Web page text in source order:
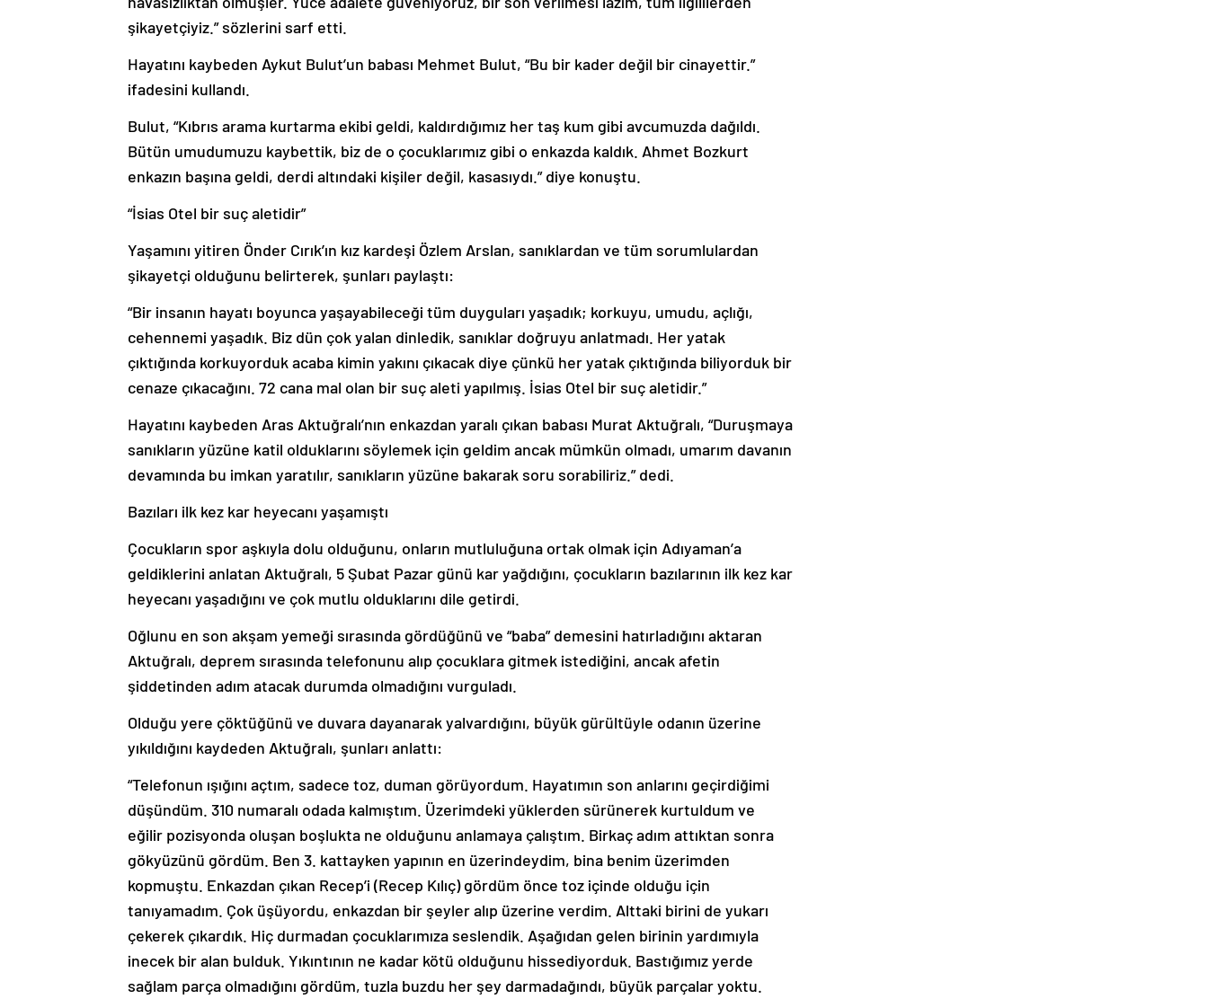
şikayetçiyiz.” sözlerini sarf etti.
Hayatını kaybeden Aykut Bulut’un babası Mehmet Bulut, “Bu bir kader değil bir cinayettir.”
ifadesini kullandı.
Bulut, “Kıbrıs arama kurtarma ekibi geldi, kaldırdığımız her taş kum gibi avcumuzda dağıldı.
Bütün umudumuzu kaybettik, biz de o çocuklarımız gibi o enkazda kaldık. Ahmet Bozkurt
enkazın başına geldi, derdi altındaki kişiler değil, kasasıydı.” diye konuştu.
“İsias Otel bir suç aletidir”
Yaşamını yitiren Önder Cırık’ın kız kardeşi Özlem Arslan, sanıklardan ve tüm sorumlulardan
şikayetçi olduğunu belirterek, şunları paylaştı:
“Bir insanın hayatı boyunca yaşayabileceği tüm duyguları yaşadık; korkuyu, umudu, açlığı,
cehennemi yaşadık. Biz dün çok yalan dinledik, sanıklar doğruyu anlatmadı. Her yatak
çıktığında korkuyorduk acaba kimin yakını çıkacak diye çünkü her yatak çıktığında biliyorduk bir
cenaze çıkacağını. 72 cana mal olan bir suç aleti yapılmış. İsias Otel bir suç aletidir.”
Hayatını kaybeden Aras Aktuğralı’nın enkazdan yaralı çıkan babası Murat Aktuğralı, “Duruşmaya
sanıkların yüzüne katil olduklarını söylemek için geldim ancak mümkün olmadı, umarım davanın
devamında bu imkan yaratılır, sanıkların yüzüne bakarak soru sorabiliriz.” dedi.
Bazıları ilk kez kar heyecanı yaşamıştı
Çocukların spor aşkıyla dolu olduğunu, onların mutluluğuna ortak olmak için Adıyaman’a
geldiklerini anlatan Aktuğralı, 5 Şubat Pazar günü kar yağdığını, çocukların bazılarının ilk kez kar
heyecanı yaşadığını ve çok mutlu olduklarını dile getirdi.
Oğlunu en son akşam yemeği sırasında gördüğünü ve “baba” demesini hatırladığını aktaran
Aktuğralı, deprem sırasında telefonunu alıp çocuklara gitmek istediğini, ancak afetin
şiddetinden adım atacak durumda olmadığını vurguladı.
Olduğu yere çöktüğünü ve duvara dayanarak yalvardığını, büyük gürültüyle odanın üzerine
yıkıldığını kaydeden Aktuğralı, şunları anlattı:
“Telefonun ışığını açtım, sadece toz, duman görüyordum. Hayatımın son anlarını geçirdiğimi
düşündüm. 310 numaralı odada kalmıştım. Üzerimdeki yüklerden sürünerek kurtuldum ve
eğilir pozisyonda oluşan boşlukta ne olduğunu anlamaya çalıştım. Birkaç adım attıktan sonra
gökyüzünü gördüm. Ben 3. kattayken yapının en üzerindeydim, bina benim üzerimden
kopmuştu. Enkazdan çıkan Recep’i (Recep Kılıç) gördüm önce toz içinde olduğu için
tanıyamadım. Çok üşüyordu, enkazdan bir şeyler alıp üzerine verdim. Alttaki birini de yukarı
çekerek çıkardık. Hiç durmadan çocuklarımıza seslendik. Aşağıdan gelen birinin yardımıyla
inecek bir alan bulduk. Yıkıntının ne kadar kötü olduğunu hissediyorduk. Bastığımız yerde
sağlam parça olmadığını gördüm, tuzla buzdu her şey darmadağındı, büyük parçalar yoktu.